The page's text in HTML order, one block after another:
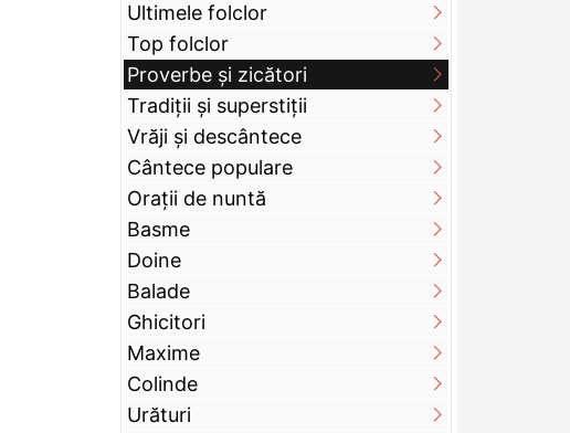
Ultimele folclor
Top folclor
Proverbe și zicători
Tradiții și superstiții
Vrăji și descântece
Cântece populare
Orații de nuntă
Basme
Doine
Balade
Ghicitori
Maxime
Colinde
Urături